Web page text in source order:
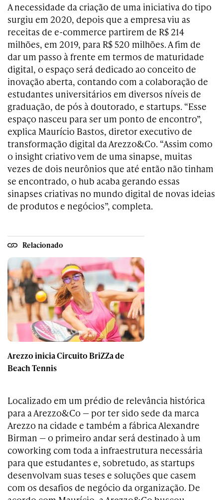
A necessidade da criação de uma iniciativa do tipo
surgiu em 2020, depois que a empresa viu as
receitas de e-commerce partirem de R$ 214
milhões, em 2019, para R$ 520 milhões. A fim de
dar um passo à frente em termos de maturidade
digital, o espaço será dedicado ao conceito de
inovação aberta, contando com a colaboração de
estudantes universitários em diversos níveis de
graduação, de pós à doutorado, e startups. “Esse
espaço nasceu para ser um ponto de encontro”,
explica Maurício Bastos, diretor executivo de
transformação digital da Arezzo&Co. “Assim como
o insight criativo vem de uma sinapse, muitas
vezes de dois neurônios que até então não tinham
se encontrado, o hub acaba gerando essas
sinapses criativas no mundo digital de novas ideias
de produtos e negócios”, completa.
Relacionado
Arezzo inicia Circuito BriZZa de
Beach Tennis
Localizado em um prédio de relevância histórica
para a Arezzo&Co — por ter sido sede da marca
Arezzo na cidade e também a fábrica Alexandre
Birman — o primeiro andar será destinado à um
coworking com toda a infraestrutura necessária
para que estudantes e, sobretudo, as startups
desenvolvam suas teses e soluções que casem
com os desafios de negócio da organização. De